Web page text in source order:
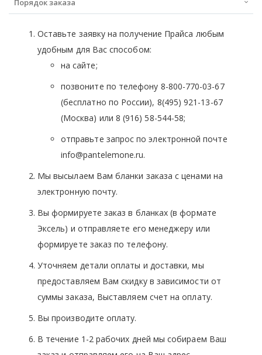
Порядок заказа
Оставьте заявку на получение Прайса любым
удобным для Вас способом:
на сайте;
позвоните по телефону 8-800-770-03-67
(бесплатно по России), 8(495) 921-13-67
(Москва) или 8 (916) 58-544-58;
отправьте запрос по электронной почте
info@pantelemone.ru.
Мы высылаем Вам бланки заказа с ценами на
электронную почту.
Вы формируете заказ в бланках (в формате
Эксель) и отправляете его менеджеру или
формируете заказ по телефону.
Уточняем детали оплаты и доставки, мы
предоставляем Вам скидку в зависимости от
суммы заказа, Выставляем счет на оплату.
Вы производите оплату.
В течение 1-2 рабочих дней мы собираем Ваш